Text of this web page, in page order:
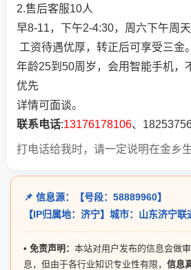
2.售后客服10人
早8-11，下午2-4:30，周六下午周
工资待遇优厚，转正后可享受三金。
年龄25到50周岁，会用智能手机，
优先
详情可面谈。
联系电话:13176178106、
打电话给我时，请一定说明在金乡
📌 信息源：【号段：58889960】
【IP归属地：济宁】城市：山东济宁联
• 免责声明： 本站对用户发布的信息会做
息，但由于各行业知识专业性有限， 信息